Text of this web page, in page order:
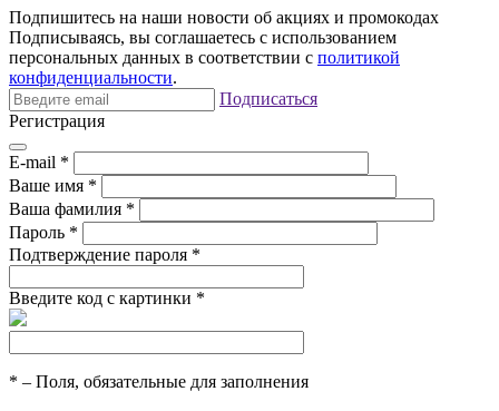
Подпишитесь на наши новости об акциях и промокодах
Подписываясь, вы соглашаетесь с использованием
персональных данных в соответствии с политикой
конфиденциальности.
Подписаться
Регистрация
E-mail *
Ваше имя *
Ваша фамилия *
Пароль *
Подтверждение пароля *
Введите код с картинки *
* – Поля, обязательные для заполнения